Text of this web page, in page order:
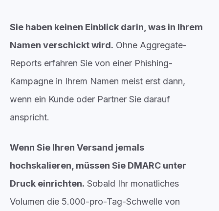
Sie haben keinen Einblick darin, was in Ihrem
Namen verschickt wird. Ohne Aggregate-
Reports erfahren Sie von einer Phishing-
Kampagne in Ihrem Namen meist erst dann,
wenn ein Kunde oder Partner Sie darauf
anspricht.
Wenn Sie Ihren Versand jemals
hochskalieren, müssen Sie DMARC unter
Druck einrichten. Sobald Ihr monatliches
Volumen die 5.000-pro-Tag-Schwelle von